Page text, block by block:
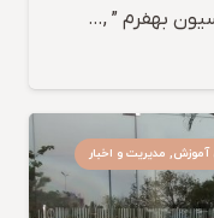
بهفرم ” ,…
مدیریت و اخبار